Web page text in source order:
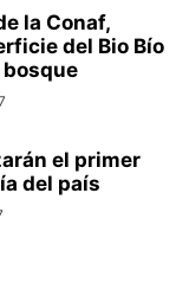
la Conaf,
del Bio Bío
el primer
del país